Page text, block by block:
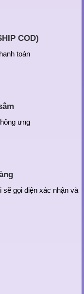
COD)
toán
ưng
sẽ gọi điện xác nhận và